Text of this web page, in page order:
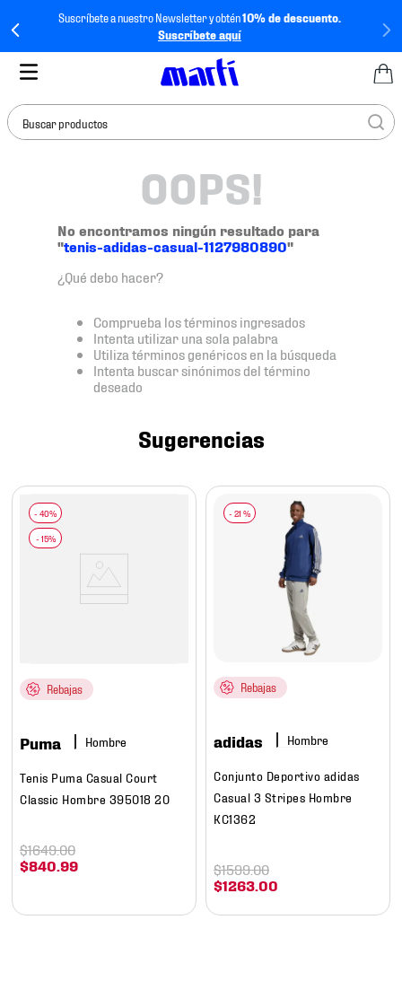
Suscríbete a nuestro Newsletter y obtén10% de descuento.
Suscríbete aquí
Buscar productos
OOPS!
No encontramos ningún resultado para
"tenis-adidas-casual-1127980890"
¿Qué debo hacer?
Comprueba los términos ingresados
Intenta utilizar una sola palabra
Utiliza términos genéricos en la búsqueda
Intenta buscar sinónimos del término
deseado
Sugerencias
Rebajas
Puma Hombre
Tenis Puma Casual Court
Classic Hombre 395018 20
$840.99
$1649.00
- 21 %
Rebajas
adidas Hombre
Conjunto Deportivo adidas
Casual 3 Stripes Hombre
KC1362
$1263.00
$1599.00
tenis mujer
tenis hombre
tenis
tenis futbol
mochila
10. tenis nike